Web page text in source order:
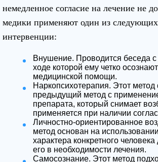
немедленное согласие на лечение не
медики применяют один из следующих
интервенции:
Внушение. Проводится беседа
ходе которой ему четко
медицинской помощи.
Наркопсихотерапия. Этот метод
предыдущий метод с
препарата, который снимает
применяется при наличии
Личностно-ориентированное
метод основан на
характера конкретного
его в необходимости лечения.
Самосознание. Этот метод